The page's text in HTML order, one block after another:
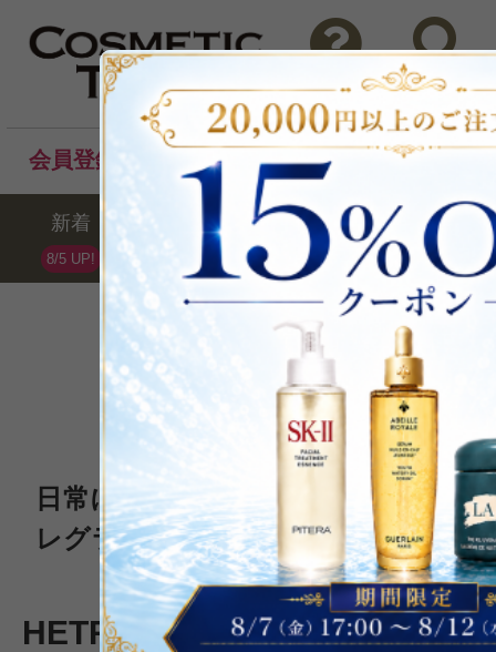
問い合わせ 検索
会員登録後のお買い物でポイントプレゼント！
新着
8/5 UP!
セール ランキング ブ
HETRAS
ヘトラス
全1点
日常に、ひとさじの余韻を空間をま
レグランス
HETRASの新着コスメ